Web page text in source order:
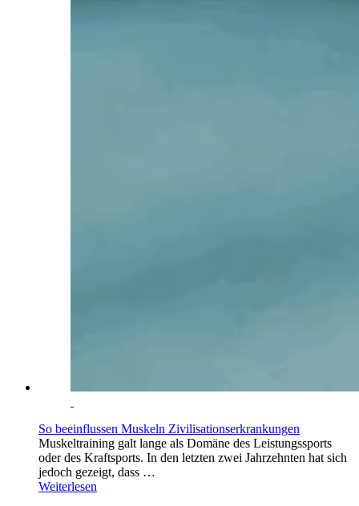
So beeinflussen Muskeln Zivilisationserkrankungen
Muskeltraining galt lange als Domäne des Leistungssports
oder des Kraftsports. In den letzten zwei Jahrzehnten hat sich
jedoch gezeigt, dass …
Weiterlesen